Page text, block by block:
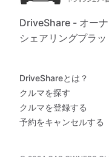
DriveShare - オー
シェアリングプラ
DriveShareとは？
クルマを探す
クルマを登録する
予約をキャンセルする